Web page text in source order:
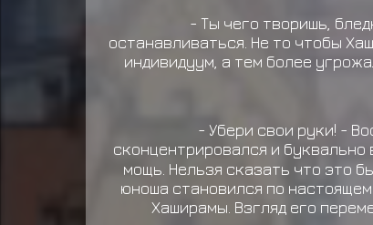
- Ты чего творишь,
останавливаться. Не то чтобы
индивидуум, а тем более
- Убери свои руки! -
сконцентрировался и буквально
мощь. Нельзя сказать что это
юноша становился по
Хаширамы. Взгляд его